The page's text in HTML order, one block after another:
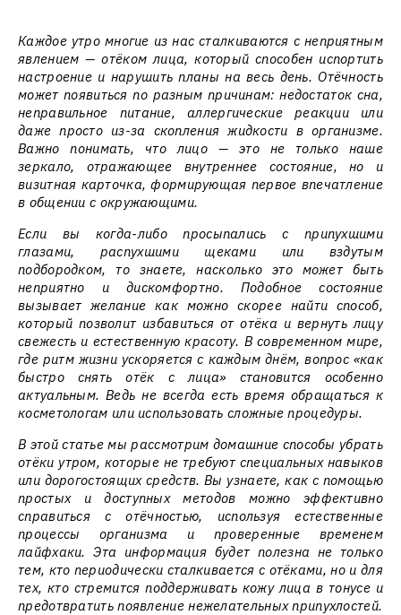
Каждое утро многие из нас сталкиваются с неприятным
явлением — отёком лица, который способен испортить
настроение и нарушить планы на весь день. Отёчность
может появиться по разным причинам: недостаток сна,
неправильное питание, аллергические реакции или
даже просто из-за скопления жидкости в организме.
Важно понимать, что лицо — это не только наше
зеркало, отражающее внутреннее состояние, но и
визитная карточка, формирующая первое впечатление
в общении с окружающими.
Если вы когда-либо просыпались с припухшими
глазами, распухшими щеками или вздутым
подбородком, то знаете, насколько это может быть
неприятно и дискомфортно. Подобное состояние
вызывает желание как можно скорее найти способ,
который позволит избавиться от отёка и вернуть лицу
свежесть и естественную красоту. В современном мире,
где ритм жизни ускоряется с каждым днём, вопрос «как
быстро снять отёк с лица» становится особенно
актуальным. Ведь не всегда есть время обращаться к
косметологам или использовать сложные процедуры.
В этой статье мы рассмотрим домашние способы убрать
отёки утром, которые не требуют специальных навыков
или дорогостоящих средств. Вы узнаете, как с помощью
простых и доступных методов можно эффективно
справиться с отёчностью, используя естественные
процессы организма и проверенные временем
лайфхаки. Эта информация будет полезна не только
тем, кто периодически сталкивается с отёками, но и для
тех, кто стремится поддерживать кожу лица в тонусе и
предотвратить появление нежелательных припухлостей.